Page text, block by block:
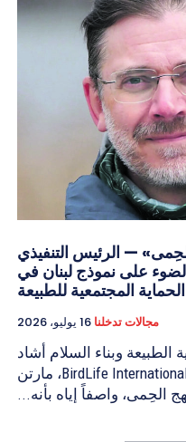
— الرئيس التنفيذي
على نموذج لبنان في
الحماية المجتمعية للطبيعة
مجالات تدخلنا 16 يوليو، 2026
وبناء السلام أشاد
الرئيس التنفيذي لمنظمة BirdLife International، مارتن
الحِمى، واصفاً إياه بأنه...